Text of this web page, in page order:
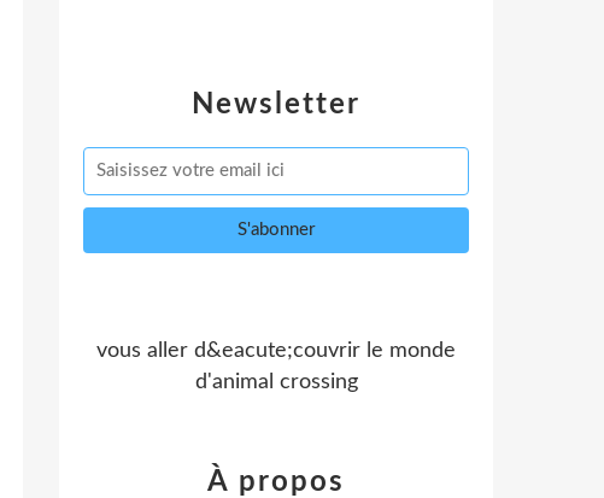
Newsletter
vous aller d&eacute;couvrir le monde
d'animal crossing
À propos